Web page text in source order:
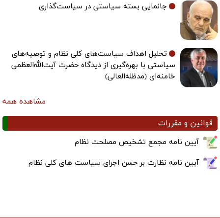
جانمایی بسته سیاستی در سیاست‌گذاری
تحلیل اهداف سیاست‌های کلی نظام و توصیه‌های
سیاستی با بهره‌گیری از دیدگاه حضرت آیت‌الله‌العظمی
خامنه‌ای (مدظله‌العالی)
مشاهده همه
قوانین و مقررات
آیین نامه مجمع تشخیص مصلحت نظام
آیین نامه نظارت بر حسن اجرای سیاست های کلی نظام